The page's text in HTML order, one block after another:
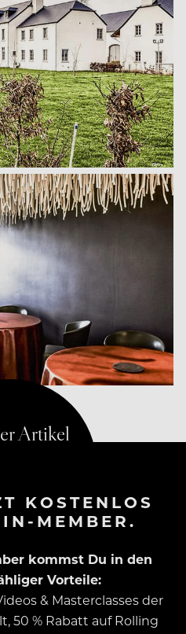
KOSTENLOS
MEMBER.
kommst Du in den
Vorteile:
& Masterclasses der
50 % Rabatt auf Rolling